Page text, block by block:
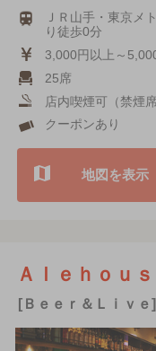
ＪＲ山手・東京
り徒歩0分
3,000円以上～
25席
店内喫煙可（禁煙席
クーポンあり
地図を表示
Ａｌｅｈｏｕｓ
[Ｂｅｅｒ＆Ｌｉｖｅ]